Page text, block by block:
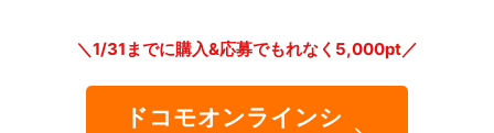
＼1/31までに購入&応募でもれなく5,000pt／
ドコモオンラインシ